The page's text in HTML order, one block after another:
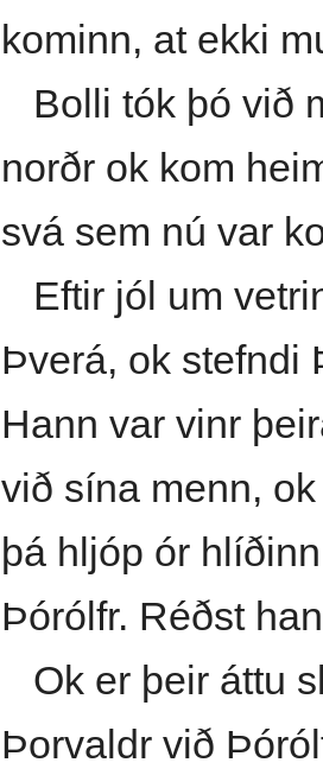
kominn, at ekki
Bolli tók þó við
norðr ok kom
svá sem nú var
Eftir jól um
Þverá, ok stefndi
Hann var vinr
við sína menn,
þá hljóp ór
Þórólfr. Réðst
Ok er þeir áttu
Þorvaldr við